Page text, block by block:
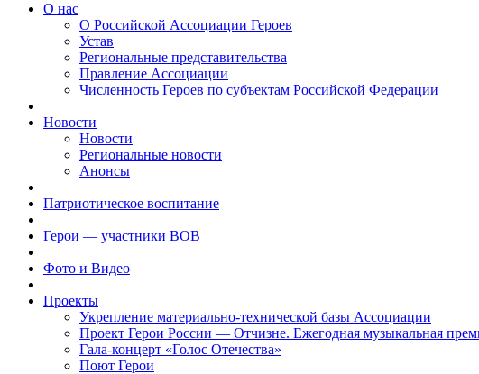
О нас
О Российской Ассоциации Героев
Устав
Региональные представительства
Правление Ассоциации
Численность Героев по субъектам Российской Федерации
Новости
Новости
Региональные новости
Анонсы
Патриотическое воспитание
Герои — участники ВОВ
Фото и Видео
Проекты
Укрепление материально-технической базы Ассоциации
Проект Герои России — Отчизне. Ежегодная музыкальная
Гала-концерт «Голос Отечества»
Поют Герои